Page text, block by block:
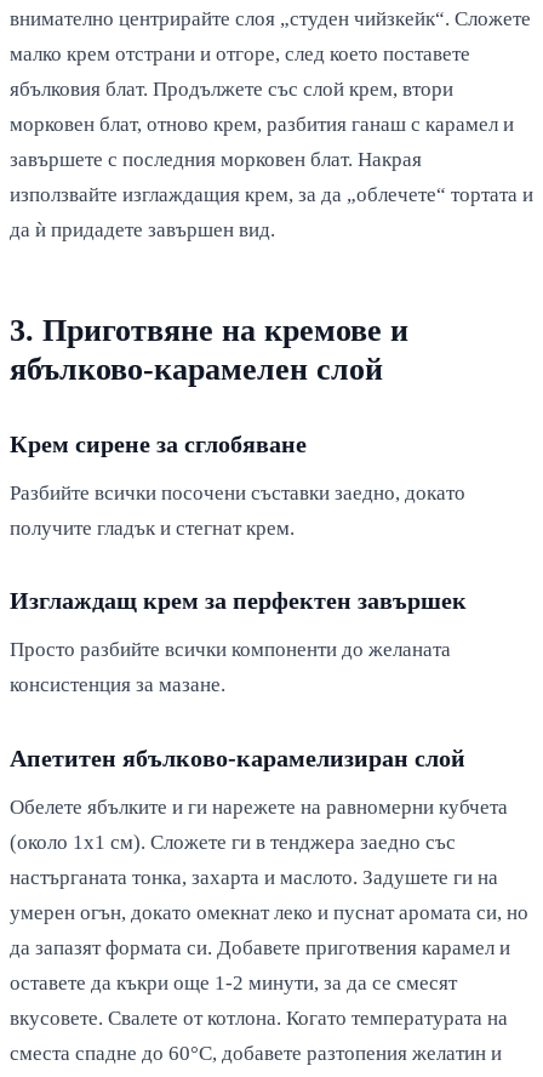
внимателно центрирайте слоя „студен чийзкейк“. Сложете
малко крем отстрани и отгоре, след което поставете
ябълковия блат. Продължете със слой крем, втори
морковен блат, отново крем, разбития ганаш с карамел и
завършете с последния морковен блат. Накрая
използвайте изглаждащия крем, за да „облечете“ тортата и
да ѝ придадете завършен вид.
3. Приготвяне на кремове и
ябълково-карамелен слой
Крем сирене за сглобяване
Разбийте всички посочени съставки заедно, докато
получите гладък и стегнат крем.
Изглаждащ крем за перфектен завършек
Просто разбийте всички компоненти до желаната
консистенция за мазане.
Апетитен ябълково-карамелизиран слой
Обелете ябълките и ги нарежете на равномерни кубчета
(около 1х1 см). Сложете ги в тенджера заедно със
настърганата тонка, захарта и маслото. Задушете ги на
умерен огън, докато омекнат леко и пуснат аромата си, но
да запазят формата си. Добавете приготвения карамел и
оставете да къкри още 1-2 минути, за да се смесят
вкусовете. Свалете от котлона. Когато температурата на
сместа спадне до 60°C, добавете разтопения желатин и